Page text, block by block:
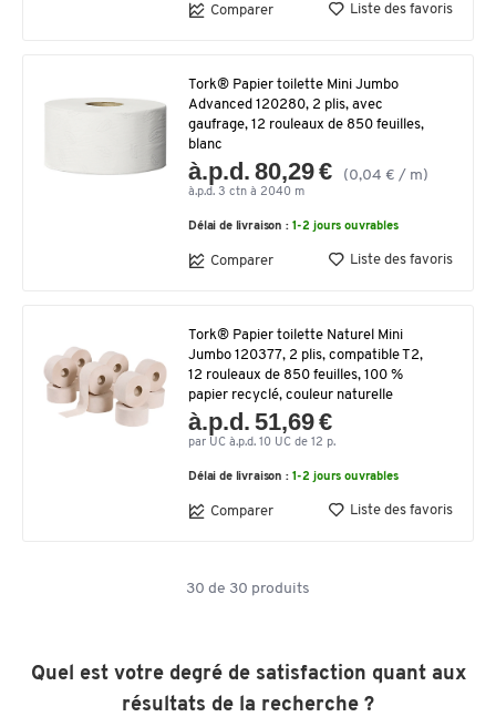
Comparer Liste des favoris
Tork® Papier toilette Mini Jumbo
Advanced 120280, 2 plis, avec
gaufrage, 12 rouleaux de 850 feuilles,
blanc
à.p.d. 80,29 € (0,04 € / m)
à.p.d. 3 ctn à 2040 m
Délai de livraison : 1-2 jours ouvrables
Comparer Liste des favoris
Tork® Papier toilette Naturel Mini
Jumbo 120377, 2 plis, compatible T2,
12 rouleaux de 850 feuilles, 100 %
papier recyclé, couleur naturelle
à.p.d. 51,69 €
par UC à.p.d. 10 UC de 12 p.
Délai de livraison : 1-2 jours ouvrables
Comparer Liste des favoris
30 de 30 produits
Quel est votre degré de satisfaction quant aux
résultats de la recherche ?